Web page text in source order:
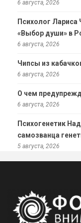
6 августа, 2026
Психолог Лариса
«Выбор души» в
6 августа, 2026
Чипсы из
6 августа, 2026
О чем
6 августа, 2026
Психогенетик
самозванца
5 августа, 2026